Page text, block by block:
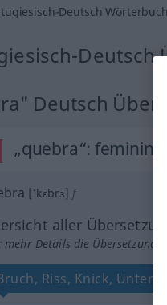
Deutsch Wörterbuch
Deutsch
„quebra“: feminino
[ˈkɛbrɜ] f
aller
mehr Details die Übersetzung
Riss, Knick,